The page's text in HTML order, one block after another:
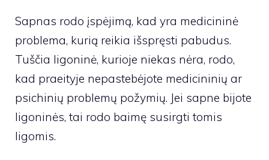
Sapnas rodo įspėjimą, kad yra medicininė
problema, kurią reikia išspręsti pabudus.
Tuščia ligoninė, kurioje niekas nėra, rodo,
kad praeityje nepastebėjote medicininių ar
psichinių problemų požymių. Jei sapne bijote
ligoninės, tai rodo baimę susirgti tomis
ligomis.